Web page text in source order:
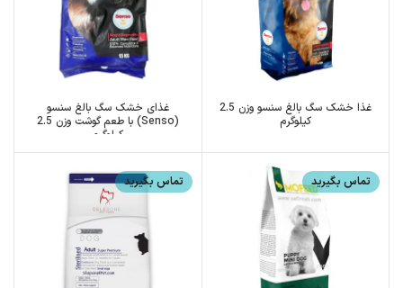
غذا خشک سگ بالغ سنسو وزن 2.5
کیلوگرم
غذای خشک سگ بالغ سنسو
(Senso) با طعم گوشت وزن 2.5
کیلوگرم
تماس بگیرید تماس بگیرید